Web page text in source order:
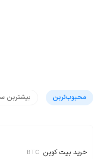
محبوب‌‌ترین بیشترین
خرید بیت کوین BTC